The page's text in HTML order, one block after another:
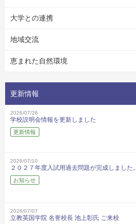
大学との連携
地域交流
恵まれた自然環境
更新情報
2026/07/26
学校説明会情報を更新しました
更新情報
2026/07/10
２０２７年度入試用過去問題が完成しました。
お知らせ
2026/07/07
立教英国学院 名誉校長 池上彰氏 ご来校